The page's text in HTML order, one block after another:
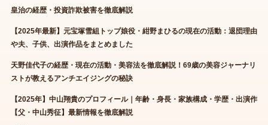
皇治の経歴・投資詐欺被害を徹底解説
【2025年最新】元宝塚雪組トップ娘役・紺野まひるの現在の活動：退団理由
や夫、子供、出演作品をまとめました
天野佳代子の経歴・現在の活動・美容法を徹底解説！69歳の美容ジャーナリ
ストが教えるアンチエイジングの秘訣
【2025年】中山翔貴のプロフィール｜年齢・身長・家族構成・学歴・出演作
【父・中山秀征】最新情報を徹底解説